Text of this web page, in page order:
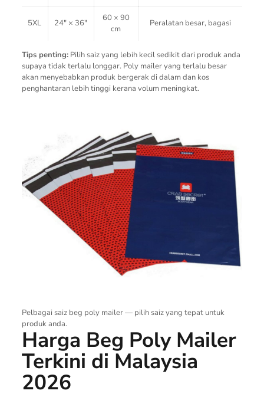
5XL 24″ × 36″
60 × 90
cm
Peralatan besar, bagasi
Tips penting:Pilih saiz yang lebih kecil sedikit dari produk anda
supaya tidak terlalu longgar. Poly mailer yang terlalu besar
akan menyebabkan produk bergerak di dalam dan kos
penghantaran lebih tinggi kerana volum meningkat.
Pelbagai saiz beg poly mailer — pilih saiz yang tepat untuk
produk anda.
Harga Beg Poly Mailer
Terkini di Malaysia
2026